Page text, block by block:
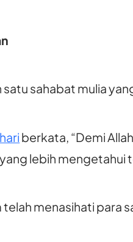
sahabat mulia
berkata, “Demi
lebih
telah menasihati